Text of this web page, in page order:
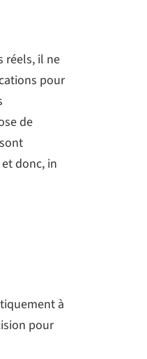
réels, il ne
pour
de
donc, in
à
pour